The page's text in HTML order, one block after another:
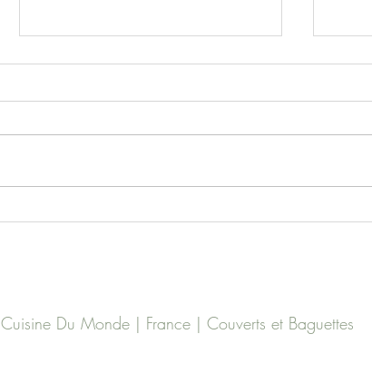
Cuisine Du Monde | France | Couverts et Baguettes